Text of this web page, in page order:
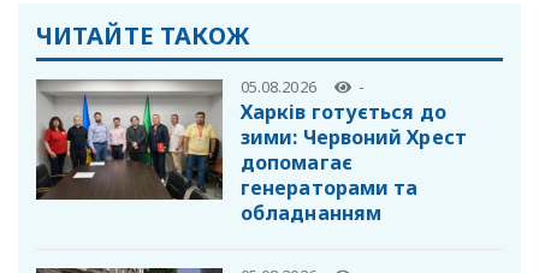
ЧИТАЙТЕ ТАКОЖ
05.08.2026 -
Харків готується до
зими: Червоний Хрест
допомагає
генераторами та
обладнанням